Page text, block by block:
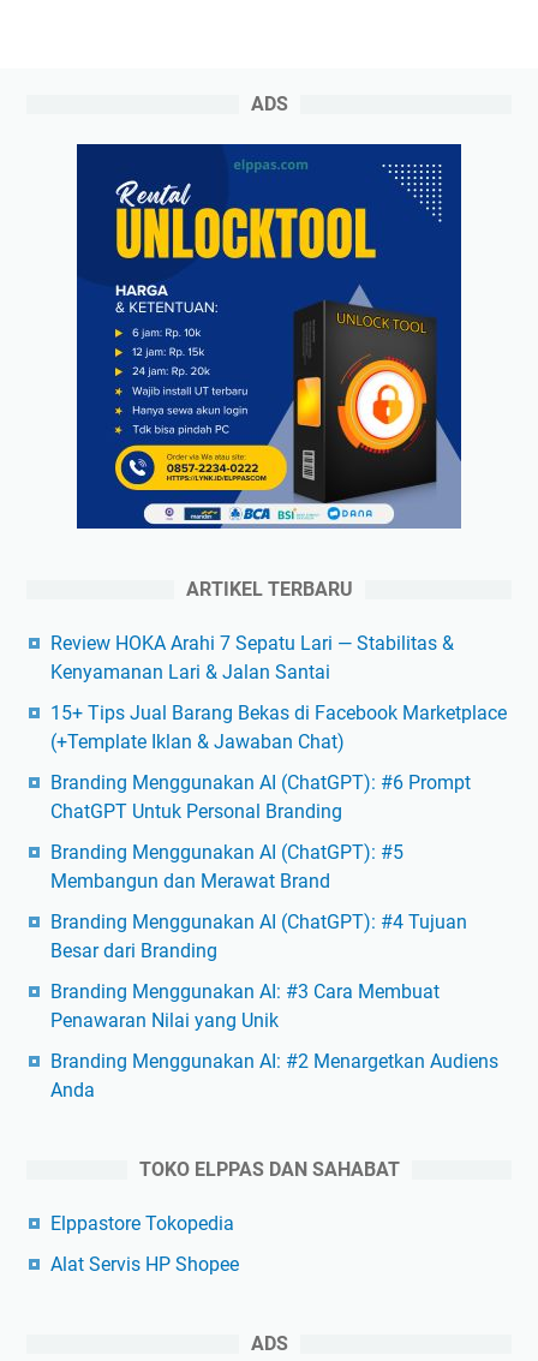
ADS
ARTIKEL TERBARU
Review HOKA Arahi 7 Sepatu Lari — Stabilitas &
Kenyamanan Lari & Jalan Santai
15+ Tips Jual Barang Bekas di Facebook Marketplace
(+Template Iklan & Jawaban Chat)
Branding Menggunakan AI (ChatGPT): #6 Prompt
ChatGPT Untuk Personal Branding
Branding Menggunakan AI (ChatGPT): #5
Membangun dan Merawat Brand
Branding Menggunakan AI (ChatGPT): #4 Tujuan
Besar dari Branding
Branding Menggunakan AI: #3 Cara Membuat
Penawaran Nilai yang Unik
Branding Menggunakan AI: #2 Menargetkan Audiens
Anda
TOKO ELPPAS DAN SAHABAT
Elppastore Tokopedia
Alat Servis HP Shopee
ADS